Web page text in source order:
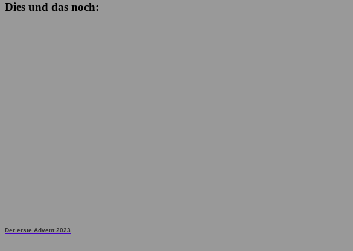
Dies und das noch:
Der erste Advent 2023